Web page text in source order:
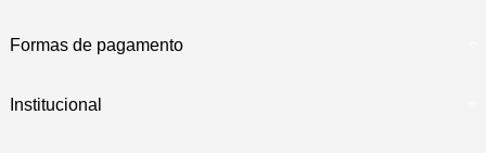
Formas de pagamento
Institucional